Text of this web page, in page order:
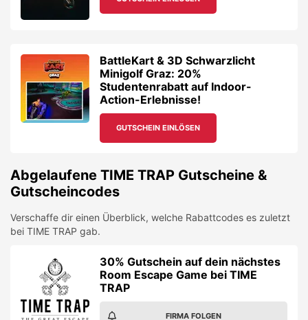
AbgelaufeneTIME TRAPGutscheine &
Verschaffe dir einen Überblick, welche Rabattcodes es zuletzt
beiTIME TRAP gab.
30% Gutschein auf dein nächstes
Room Escape Game bei TIME
TRAP
30% Gutschein auf dein nächstes
Room Escape Game bei TIME
FIRMA FOLGEN